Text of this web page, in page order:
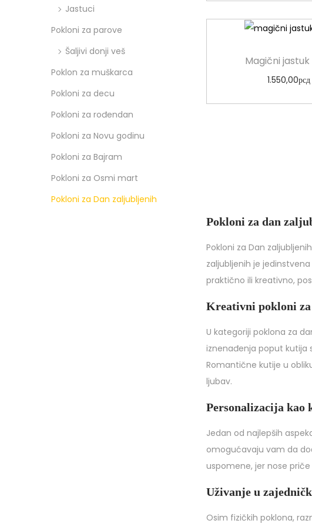
Magični
1.550,00рсд
Pokloni za dan
Pokloni za Dan
zaljubljenih je
praktično ili kreativno,
Kreativni pokloni
U kategoriji poklona za
iznenađenja poput kutija
Romantične kutije u
ljubav.
Personalizacija kao
Jedan od najlepših
omogućavaju vam da
uspomene, jer nose
Uživanje u
Osim fizičkih poklona,
Jastuci
Pokloni za parove
Šaljivi donji veš
Poklon za muškarca
Pokloni za decu
Pokloni za rođendan
Pokloni za Novu godinu
Pokloni za Bajram
Pokloni za Osmi mart
Pokloni za Dan zaljubljenih